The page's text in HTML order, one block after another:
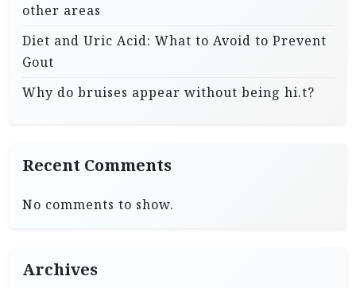
other areas
Diet and Uric Acid: What to Avoid to Prevent
Gout
Why do bruises appear without being hi.t?
Recent Comments
No comments to show.
Archives